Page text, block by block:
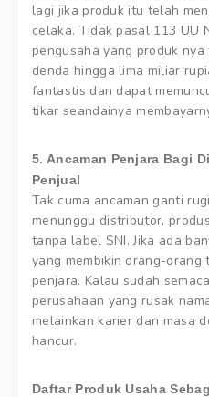
lagi jika produk itu telah
celaka. Tidak pasal 113 UU
pengusaha yang produk
denda hingga lima miliar
fantastis dan dapat
tikar seandainya
5. Ancaman Penjara Bagi
Penjual
Tak cuma ancaman ganti
menunggu distributor,
tanpa label SNI. Jika ada
yang membikin orang-
penjara. Kalau sudah
perusahaan yang rusak
melainkan karier dan masa
hancur.
Daftar Produk Usaha